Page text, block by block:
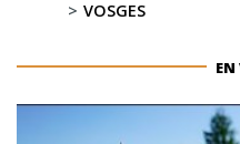
VOSGES
EN